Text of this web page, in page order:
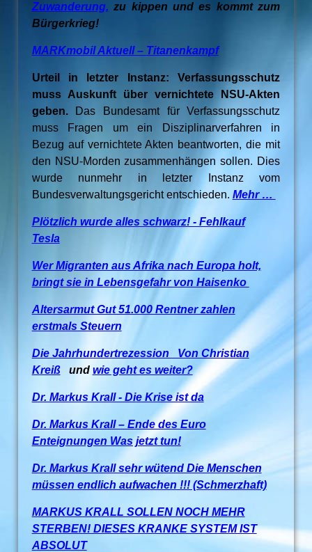
Zuwanderung, zu kippen und es kommt zum
Bürgerkrieg!
MARKmobil Aktuell – Titanenkampf
Urteil in letzter Instanz: Verfassungsschutz
muss Auskunft über vernichtete NSU-Akten
geben.Das Bundesamt für Verfassungsschutz
muss Fragen um ein Disziplinarverfahren in
Bezug auf vernichtete Akten beantworten, die mit
den NSU-Morden zusammenhängen sollen. Dies
wurde nunmehr in letzter Instanz vom
Bundesverwaltungsgericht entschieden. Mehr …
Plötzlich wurde alles schwarz! - Fehlkauf
Tesla
Wer Migranten aus Afrika nach Europa holt,
bringt sie in Lebensgefahr von Haisenko
Altersarmut Gut 51.000 Rentner zahlen
erstmals Steuern
Die Jahrhundertrezession Von Christian
Kreißund wie geht es weiter?
Dr. Markus Krall - Die Krise ist da
Dr. Markus Krall – Ende des Euro
Enteignungen Was jetzt tun!
Dr. Markus Krall sehr wütend Die Menschen
müssen endlich aufwachen !!! (Schmerzhaft)
MARKUS KRALL SOLLEN NOCH MEHR
STERBEN! DIESES KRANKE SYSTEM IST
ABSOLUT